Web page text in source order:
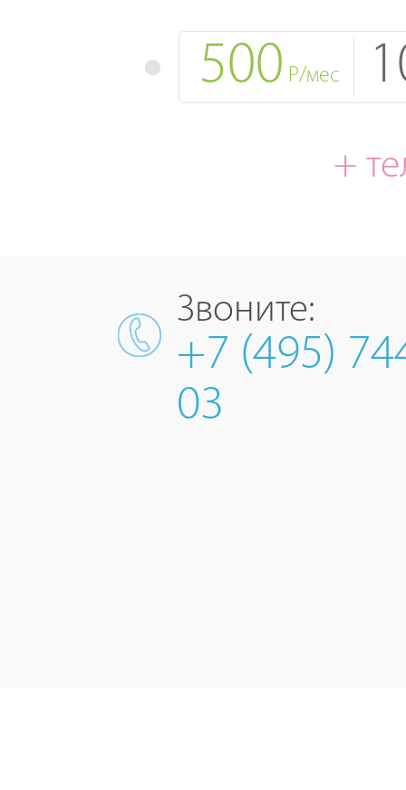
500 Р/мес
+
Звоните:
+7 (495)
03